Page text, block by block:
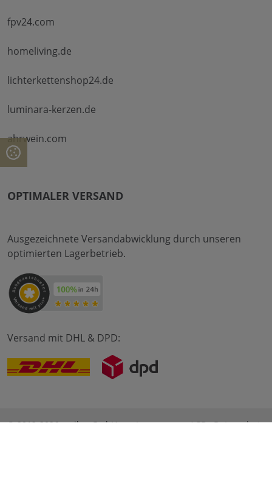
fpv24.com
homeliving.de
lichterkettenshop24.de
luminara-kerzen.de
ahrwein.com
OPTIMALER VERSAND
Ausgezeichnete Versandabwicklung durch unseren
optimierten Lagerbetrieb.
Versand mit DHL & DPD:
© 2012-2026 meilon GmbH Impressum AGB Datenschutz